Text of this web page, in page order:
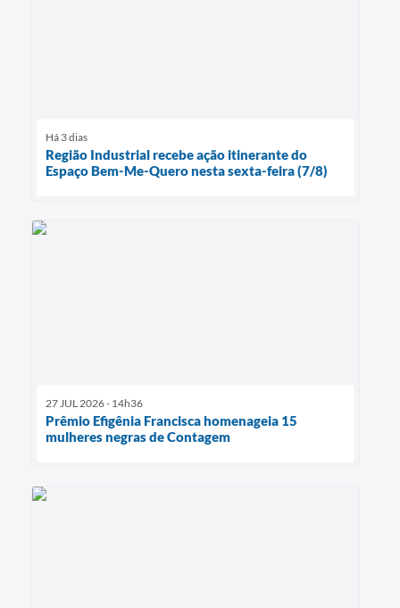
Há 3 dias
Região Industrial recebe ação itinerante do
Espaço Bem-Me-Quero nesta sexta-feira (7/8)
27 JUL 2026 - 14h36
Prêmio Efigênia Francisca homenageia 15
mulheres negras de Contagem